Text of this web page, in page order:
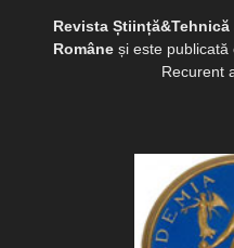
Revista
Româneși este publicată
Recurent